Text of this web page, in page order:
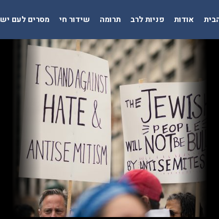
אודות פניות לרב תרומה שידור חי מסרים לעם